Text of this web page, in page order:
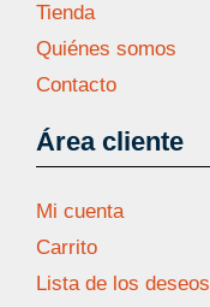
Tienda
Quiénes somos
Contacto
Área cliente
Mi cuenta
Carrito
Lista de los deseos